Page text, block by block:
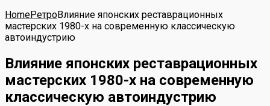
HomeРетроВлияние японских реставрационных
мастерских 1980-х на современную классическую
автоиндустрию
Влияние японских реставрационных
мастерских 1980-х на современную
классическую автоиндустрию